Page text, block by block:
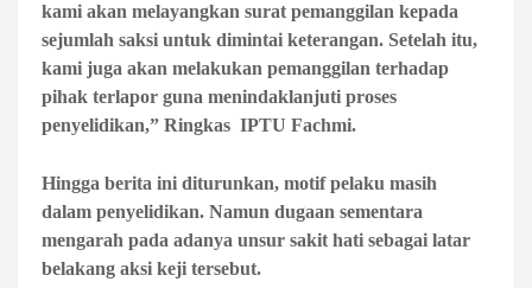
kami akan melayangkan surat pemanggilan kepada
sejumlah saksi untuk dimintai keterangan. Setelah itu,
kami juga akan melakukan pemanggilan terhadap
pihak terlapor guna menindaklanjuti proses
penyelidikan,” Ringkas IPTU Fachmi.
Hingga berita ini diturunkan, motif pelaku masih
dalam penyelidikan. Namun dugaan sementara
mengarah pada adanya unsur sakit hati sebagai latar
belakang aksi keji tersebut.